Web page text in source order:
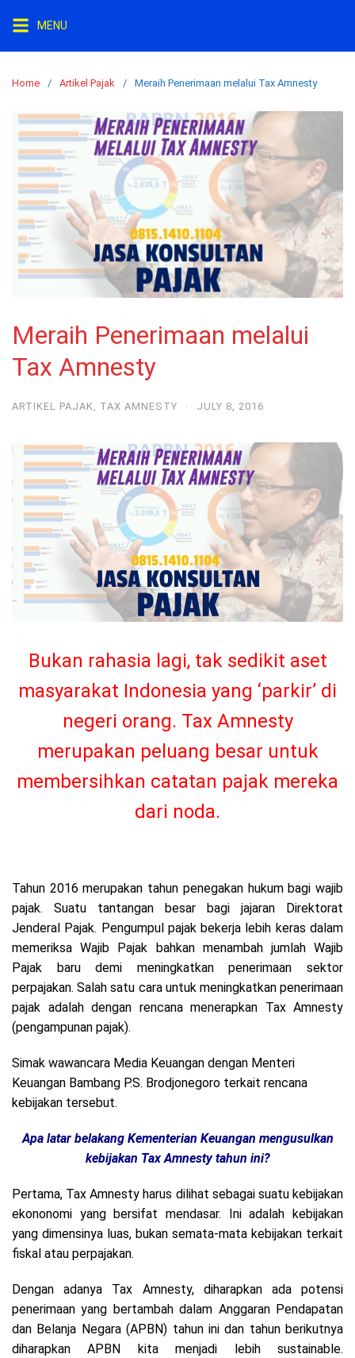
content
MENU
Home Artikel Pajak Meraih Penerimaan melalui Tax Amnesty
Meraih Penerimaan melalui
Tax Amnesty
ARTIKEL PAJAK TAX AMNESTY · JULY 8, 2016
Bukan rahasia lagi, tak sedikit aset
masyarakat Indonesia yang ‘parkir’ di
negeri orang. Tax Amnesty
merupakan peluang besar untuk
membersihkan catatan pajak mereka
dari noda.
Tahun 2016 merupakan tahun penegakan hukum bagi wajib
pajak. Suatu tantangan besar bagi jajaran Direktorat
Jenderal Pajak. Pengumpul pajak bekerja lebih keras dalam
memeriksa Wajib Pajak bahkan menambah jumlah Wajib
Pajak baru demi meningkatkan penerimaan sektor
perpajakan. Salah satu cara untuk meningkatkan penerimaan
pajak adalah dengan rencana menerapkan Tax Amnesty
(pengampunan pajak).
Simak wawancara Media Keuangan dengan Menteri
Keuangan Bambang P.S. Brodjonegoro terkait rencana
kebijakan tersebut.
Apa latar belakang Kementerian Keuangan mengusulkan
kebijakan Tax Amnesty tahun ini?
Pertama, Tax Amnesty harus dilihat sebagai suatu kebijakan
ekononomi yang bersifat mendasar. Ini adalah kebijakan
yang dimensinya luas, bukan semata-mata kebijakan terkait
fiskal atau perpajakan.
Dengan adanya Tax Amnesty, diharapkan ada potensi
penerimaan yang bertambah dalam Anggaran Pendapatan
dan Belanja Negara (APBN) tahun ini dan tahun berikutnya
diharapkan APBN kita menjadi lebih sustainable.